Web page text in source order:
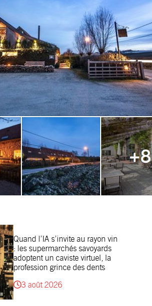
Quand l’IA s’invite au rayon vin
: les supermarchés savoyards
adoptent un caviste virtuel, la
profession grince des dents
3 août 2026